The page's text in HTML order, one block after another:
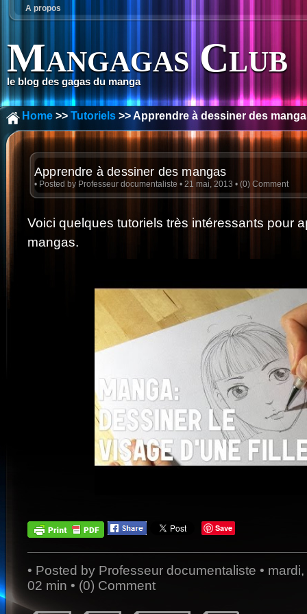
A propos
Mangagas Club
le blog des gagas du manga
Home >> Tutoriels >> Apprendre à dessiner des
Apprendre à dessiner des mangas
• Posted by Professeur documentaliste • 21 mai, 2013 • (0) Comment
Voici quelques tutoriels très intéressants pour
mangas.
Save
• Posted by Professeur documentaliste •
02 min • (0) Comment